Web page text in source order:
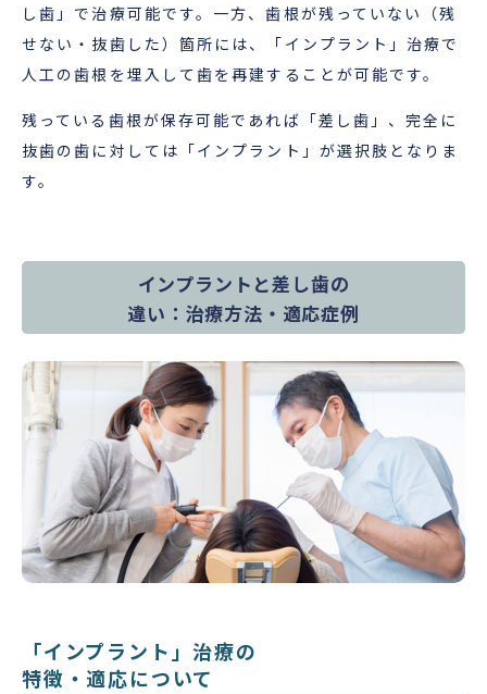
し歯」で治療可能です。一方、歯根が残っていない（残
せない・抜歯した）箇所には、「インプラント」治療で
人工の歯根を埋入して歯を再建することが可能です。
残っている歯根が保存可能であれば「差し歯」、完全に
抜歯の歯に対しては「インプラント」が選択肢となりま
す。
インプラントと差し歯の
違い：治療方法・適応症例
「インプラント」治療の
特徴・適応について